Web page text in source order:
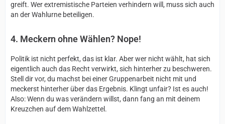
greift. Wer extremistische Parteien verhindern will, muss sich auch
an der Wahlurne beteiligen.
4. Meckern ohne Wählen? Nope!
Politik ist nicht perfekt, das ist klar. Aber wer nicht wählt, hat sich
eigentlich auch das Recht verwirkt, sich hinterher zu beschweren.
Stell dir vor, du machst bei einer Gruppenarbeit nicht mit und
meckerst hinterher über das Ergebnis. Klingt unfair? Ist es auch!
Also: Wenn du was verändern willst, dann fang an mit deinem
Kreuzchen auf dem Wahlzettel.